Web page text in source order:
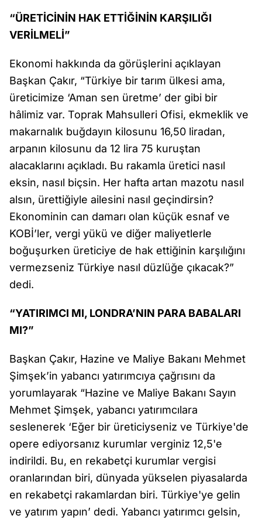
“ÜRETİCİNİN HAK ETTİĞİNİN KARŞILIĞI
VERİLMELİ”
Ekonomi hakkında da görüşlerini açıklayan
Başkan Çakır, “Türkiye bir tarım ülkesi ama,
üreticimize ‘Aman sen üretme’ der gibi bir
hâlimiz var. Toprak Mahsulleri Ofisi, ekmeklik ve
makarnalık buğdayın kilosunu 16,50 liradan,
arpanın kilosunu da 12 lira 75 kuruştan
alacaklarını açıkladı. Bu rakamla üretici nasıl
eksin, nasıl biçsin. Her hafta artan mazotu nasıl
alsın, ürettiğiyle ailesini nasıl geçindirsin?
Ekonominin can damarı olan küçük esnaf ve
KOBİ’ler, vergi yükü ve diğer maliyetlerle
boğuşurken üreticiye de hak ettiğinin karşılığını
vermezseniz Türkiye nasıl düzlüğe çıkacak?”
dedi.
“YATIRIMCI MI, LONDRA’NIN PARA BABALARI
MI?”
Başkan Çakır, Hazine ve Maliye Bakanı Mehmet
Şimşek’in yabancı yatırımcıya çağrısını da
yorumlayarak “Hazine ve Maliye Bakanı Sayın
Mehmet Şimşek, yabancı yatırımcılara
seslenerek ‘Eğer bir üreticiyseniz ve Türkiye'de
opere ediyorsanız kurumlar verginiz 12,5'e
indirildi. Bu, en rekabetçi kurumlar vergisi
oranlarından biri, dünyada yükselen piyasalarda
en rekabetçi rakamlardan biri. Türkiye'ye gelin
ve yatırım yapın’ dedi. Yabancı yatırımcı gelsin,